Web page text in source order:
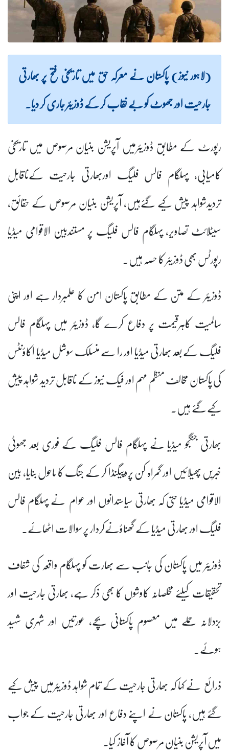
(لاہور نیوز) پاکستان نے معرکہ حق میں تاریخی فتح پر بھارتی
جارحیت اور جھوٹ کو بے نقاب کر کے ڈوزیئر جاری کر دیا۔
رپورٹ کے مطابق ڈوزیئرمیں آپریشن بنیان مرصوص میں تاریخی
کامیابی، پہلگام فالس فلیگ اوربھارتی جارحیت کےناقابل
تردیدشواہد پیش کیے گئےہیں، آپریشن بنیان مرصوص کے حقائق،
سیٹلائٹ تصاویر، پہلگام فالس فلیگ پر مستندبین الاقوامی میڈیا
رپورٹس بھی ڈوزیئر کا حصہ ہیں۔
ڈوزیئر کے متن کے مطابق پاکستان امن کا علمبردار ہے اور اپنی
سالمیت کاہرقیمت پر دفاع کرے گا، ڈوزیئر میں پہلگام فالس
فلیگ کے بعد بھارتی میڈیا اور را سے منسلک سوشل میڈیا اکاؤنٹس
کی پاکستان مخالف منظم مہم اور فیک نیوز کے ناقابل تردید شواہد پیش
کیے گئے ہیں۔
بھارتی جنگجو میڈیا نے پہلگام فالس فلیگ کے فوری بعد جھوٹی
خبریں پھیلائیں اور گمراہ کن پروپیگنڈا کر کے جنگ کا ماحول بنایا، بین
الاقوامی میڈیا حتی کہ بھارتی سیاستدانوں اور عوام نے پہلگام فالس
فلیگ اور بھارتی میڈیا کے گھناؤنےکردار پر سوالات اٹھائے۔
ڈوزیئر میں پاکستان کی جانب سے بھارت کو پہلگام واقعہ کی شفاف
تحقیقات کیلئے مخلصانہ کاوشوں کا بھی ذکر ہے، بھارتی جارحیت اور
بزدلانہ حملے میں معصوم پاکستانی بچے، عورتیں اور شہری شہید
ہوئے۔
ذرائع نے کہا کہ بھارتی جارحیت کے تمام شواہد ڈوزیئرمیں پیش کیے
گئے ہیں، پاکستان نے اپنے دفاع اور بھارتی جارحیت کے جواب
میں آپریشن بنیان مرصوص کا آغاز کیا۔